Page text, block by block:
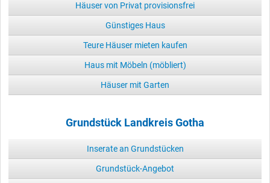
Häuser von Privat provisionsfrei
Günstiges Haus
Teure Häuser mieten kaufen
Haus mit Möbeln (möbliert)
Häuser mit Garten
Grundstück Landkreis Gotha
Inserate an Grundstücken
Grundstück-Angebot